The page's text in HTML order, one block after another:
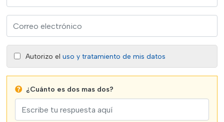
Autorizo el uso y tratamiento de mis datos
¿Cuánto es dos mas dos?